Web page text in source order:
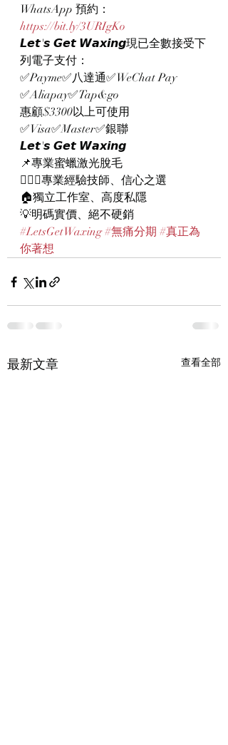
WhatsApp 預約：
https://bit.ly/3URIgKo
𝙇𝙚𝙩'𝙨 𝙂𝙚𝙩 𝙒𝙖𝙭𝙞𝙣𝙜現已全數接受下
列電子支付：
✅Payme✅八達通✅WeChat Pay
✅Aliapay✅Tap&go
惠顧$3300以上可使用
✅Visa✅Master✅銀聯
𝙇𝙚𝙩'𝙨 𝙂𝙚𝙩 𝙒𝙖𝙭𝙞𝙣𝙜
📌專業蜜蠟激光脫毛
👨🏻‍⚕專業經驗技師、信心之選
🏠獨立工作室、高度私隱
💡明碼實價、絕不硬銷
#LetsGetWaxing #無痛分期 #真正為
你著想
最新文章 查看全部